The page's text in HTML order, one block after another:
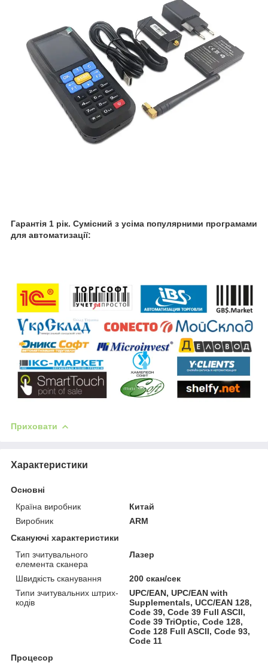
Гарантія 1 рік. Сумісний з усіма популярними програмами
для автоматизації:
Приховати
Характеристики
Основні
Країна виробник
Китай
Виробник
ARM
Скануючі характеристики
Тип зчитувального
елемента сканера
Лазер
Швидкість сканування
200 скан/сек
Типи зчитувальних штрих-
кодів
UPC/EAN, UPC/EAN with
Supplementals, UCC/EAN 128,
Code 39, Code 39 Full ASCII,
Code 39 TriOptic, Code 128,
Code 128 Full ASCII, Code 93,
Code 11
Процесор